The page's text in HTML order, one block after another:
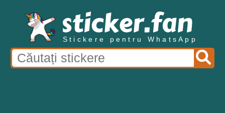
Stickere pentru WhatsApp